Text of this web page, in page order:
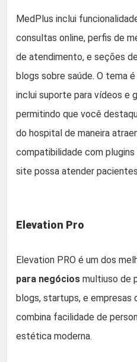
MedPlus inclui
consultas online, perfis de
de atendimento, e seções
blogs sobre saúde. O tema
inclui suporte para vídeos e
permitindo que você
do hospital de maneira
compatibilidade com
site possa atender
Elevation Pro
Elevation PRO é um dos
para negócios multiuso de
blogs, startups, e empresas
combina facilidade de
estética moderna.